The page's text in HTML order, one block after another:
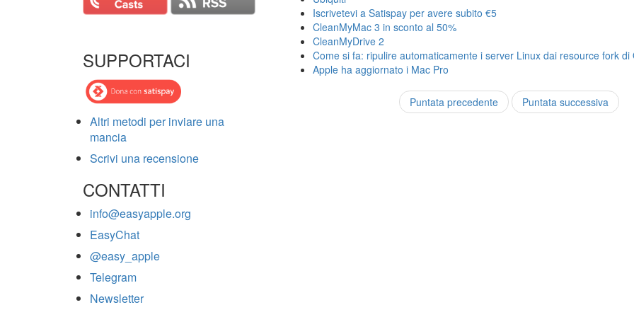
SUPPORTACI
Altri metodi per inviare una
mancia
Scrivi una recensione
CONTATTI
info@easyapple.org
EasyChat
@easy_apple
Telegram
Newsletter
Iscrivetevi a Satispay per avere subito €5
CleanMyMac 3 in sconto al 50%
CleanMyDrive 2
Come si fa: ripulire automaticamente i server Linux dai resource fork di
Apple ha aggiornato i Mac Pro
Puntata precedente Puntata successiva